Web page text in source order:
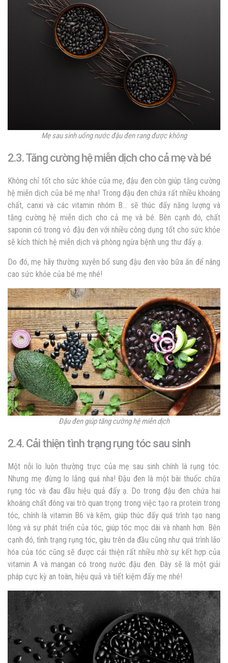
Mẹ sau sinh uống nước đậu đen rang được không
2.3. Tăng cường hệ miễn dịch cho cả mẹ và bé
Không chỉ tốt cho sức khỏe của mẹ, đậu đen còn giúp tăng cường
hệ miễn dịch của bé mẹ nha! Trong đậu đen chứa rất nhiều khoáng
chất, canxi và các vitamin nhóm B… sẽ thúc đẩy năng lượng và
tăng cường hệ miễn dịch cho cả mẹ và bé. Bên cạnh đó, chất
saponin có trong vỏ đậu đen với nhiều công dụng tốt cho sức khỏe
sẽ kích thích hệ miễn dịch và phòng ngừa bệnh ung thư đấy ạ.
Do đó, mẹ hãy thường xuyên bổ sung đậu đen vào bữa ăn để nâng
cao sức khỏe của bé mẹ nhé!
Đậu đen giúp tăng cường hệ miễn dịch
2.4. Cải thiện tình trạng rụng tóc sau sinh
Một nỗi lo luôn thường trực của mẹ sau sinh chính là rụng tóc.
Nhưng mẹ đừng lo lắng quá nha! Đậu đen là một bài thuốc chữa
rụng tóc và đau đầu hiệu quả đấy ạ. Do trong đậu đen chứa hai
khoáng chất đóng vai trò quan trọng trong việc tạo ra protein trong
tóc, chính là vitamin B6 và kẽm, giúp thúc đẩy quá trình tạo nang
lông và sự phát triển của tóc, giúp tóc mọc dài và nhanh hơn. Bên
cạnh đó, tình trạng rụng tóc, gàu trên da đầu cũng như quá trình lão
hóa của tóc cũng sẽ được cải thiện rất nhiều nhờ sự kết hợp của
vitamin A và mangan có trong nước đậu đen. Đây sẽ là một giải
pháp cực kỳ an toàn, hiệu quả và tiết kiệm đấy mẹ nhé!